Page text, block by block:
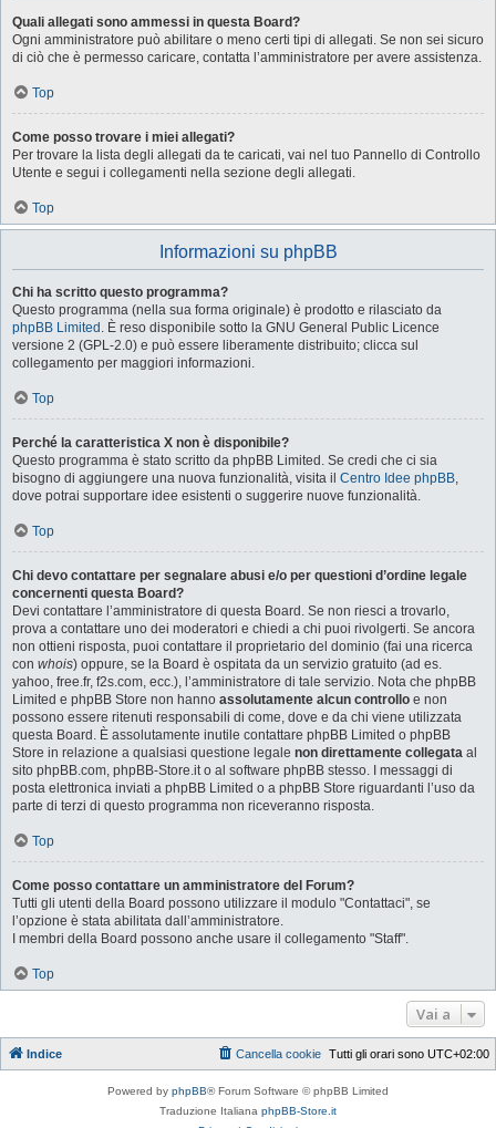
Quali allegati sono ammessi in questa Board?
Ogni amministratore può abilitare o meno certi tipi di allegati. Se non sei sicuro
di ciò che è permesso caricare, contatta l’amministratore per avere assistenza.
Top
Come posso trovare i miei allegati?
Per trovare la lista degli allegati da te caricati, vai nel tuo Pannello di Controllo
Utente e segui i collegamenti nella sezione degli allegati.
Top
Informazioni su phpBB
Chi ha scritto questo programma?
Questo programma (nella sua forma originale) è prodotto e rilasciato da
phpBB Limited . È reso disponibile sotto la GNU General Public Licence
versione 2 (GPL-2.0) e può essere liberamente distribuito; clicca sul
collegamento per maggiori informazioni.
Top
Perché la caratteristica X non è disponibile?
Questo programma è stato scritto da phpBB Limited. Se credi che ci sia
bisogno di aggiungere una nuova funzionalità, visita il Centro Idee phpBB,
dove potrai supportare idee esistenti o suggerire nuove funzionalità.
Top
Chi devo contattare per segnalare abusi e/o per questioni d’ordine legale
concernenti questa Board?
Devi contattare l’amministratore di questa Board. Se non riesci a trovarlo,
prova a contattare uno dei moderatori e chiedi a chi puoi rivolgerti. Se ancora
non ottieni risposta, puoi contattare il proprietario del dominio (fai una ricerca
con whois) oppure, se la Board è ospitata da un servizio gratuito (ad es.
yahoo, free.fr, f2s.com, ecc.), l’amministratore di tale servizio. Nota che phpBB
Limited e phpBB Store non hanno assolutamente alcun controllo e non
possono essere ritenuti responsabili di come, dove e da chi viene utilizzata
questa Board. È assolutamente inutile contattare phpBB Limited o phpBB
Store in relazione a qualsiasi questione legale non direttamente collegata al
sito phpBB.com, phpBB-Store.it o al software phpBB stesso. I messaggi di
posta elettronica inviati a phpBB Limited o a phpBB Store riguardanti l’uso da
parte di terzi di questo programma non riceveranno risposta.
Top
Come posso contattare un amministratore del Forum?
Tutti gli utenti della Board possono utilizzare il modulo "Contattaci", se
l’opzione è stata abilitata dall’amministratore.
I membri della Board possono anche usare il collegamento "Staff".
Top
Vai a
Indice Tutti gli orari sono UTC+02:00
Cancella cookie
Powered by phpBB® Forum Software © phpBB Limited
Traduzione Italiana phpBB-Store.it